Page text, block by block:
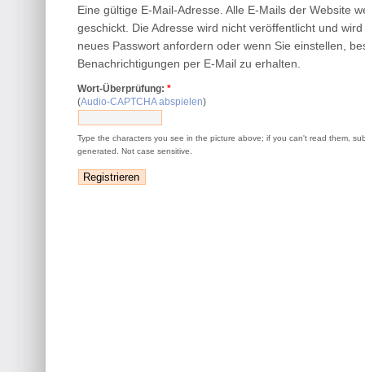
Eine gültige E-Mail-Adresse. Alle E-Mails der Website
geschickt. Die Adresse wird nicht veröffentlicht und
neues Passwort anfordern oder wenn Sie einstellen,
Benachrichtigungen per E-Mail zu erhalten.
Wort-Überprüfung:*
(Audio-CAPTCHA abspielen)
Type the characters you see in the picture above; if you can't read them,
generated. Not case sensitive.